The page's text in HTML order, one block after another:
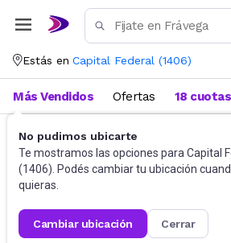
Estás en Capital Federal (1406)
No pudimos ubicarte
Te mostramos las opciones para Capital
(1406). Podés cambiar tu ubicación
quieras.
cambiar ubicación cerrar
Más Vendidos Ofertas 18
Cubiertos Cuchillos